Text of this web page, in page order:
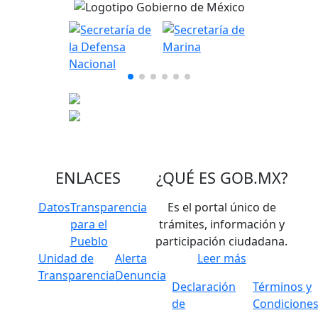
ENLACES
DatosTransparencia
para el
Pueblo
Unidad de
Transparencia
Alerta
Denuncia
¿QUÉ ES GOB.MX?
Es el portal único de
trámites, información y
participación ciudadana.
Leer más
Declaración
de
Términos y